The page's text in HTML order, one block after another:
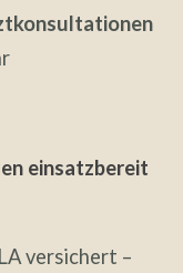
einsatzbereit
versichert –